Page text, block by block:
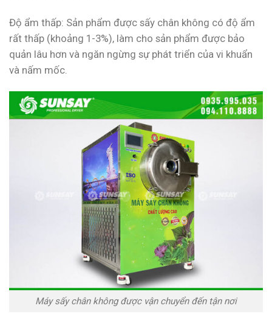
Độ ẩm thấp: Sản phẩm được sấy chân không có độ ẩm
rất thấp (khoảng 1-3%), làm cho sản phẩm được bảo
quản lâu hơn và ngăn ngừng sự phát triển của vi khuẩn
và nấm mốc.
Máy sấy chân không được vận chuyển đến tận nơi